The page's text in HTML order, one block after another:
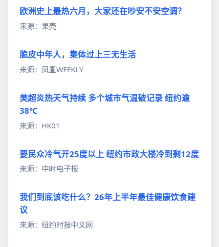
欧洲史上最热六月，大家还在吵安不安空调？
来源：果壳
脆皮中年人，集体过上三无生活
来源：凤凰WEEKLY
美超炎热天气持续 多个城市气温破记录 纽约逾
38℃
来源：HK01
要民众冷气开25度以上 纽约市政大楼冷到剩12度
来源：中时电子报
我们到底该吃什么？26年上半年最佳健康饮食建
议
来源：纽约时报中文网